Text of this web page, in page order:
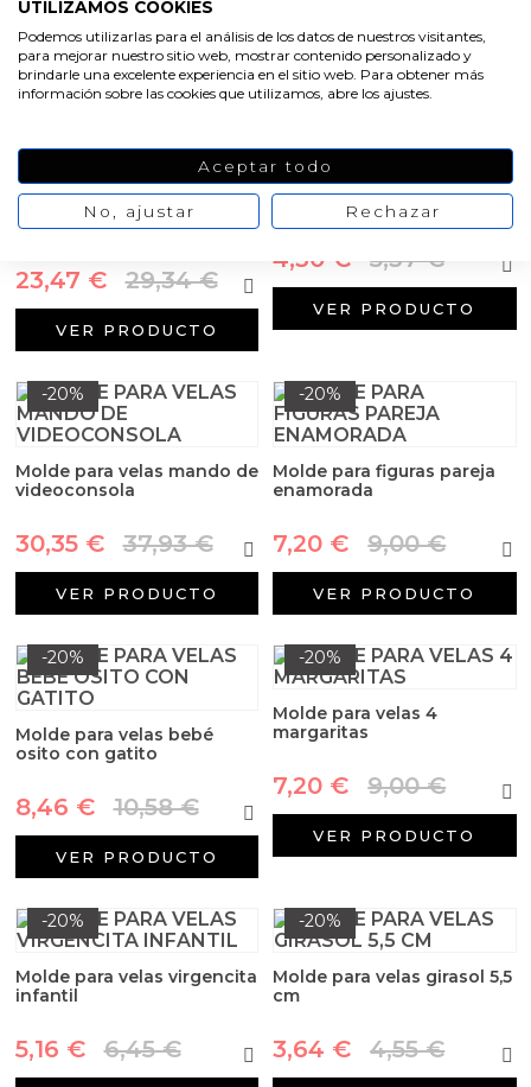
VER PRODUCTO
VER PRODUCTO
Molde para velas pirámide
Ojo de Horus
23,47 € 29,34 €
VER PRODUCTO
Molde para velas flor de
plumeria
4,30 € 5,37 €
VER PRODUCTO
-20%
Molde para velas mando de
videoconsola
30,35 € 37,93 €
VER PRODUCTO
-20%
Molde para figuras pareja
enamorada
7,20 € 9,00 €
VER PRODUCTO
-20%
Molde para velas bebé
osito con gatito
8,46 € 10,58 €
VER PRODUCTO
-20%
Molde para velas 4
margaritas
7,20 € 9,00 €
VER PRODUCTO
-20%
Molde para velas virgencita
infantil
5,16 € 6,45 €
-20%
Molde para velas girasol 5,5
cm
3,64 € 4,55 €
Arenas de colores
Aceites y Mantecas
UTILIZAMOS COOKIES
Podemos utilizarlas para el análisis de los datos de nuestros visitantes,
para mejorar nuestro sitio web, mostrar contenido personalizado y
brindarle una excelente experiencia en el sitio web. Para obtener más
información sobre las cookies que utilizamos, abre los ajustes.
Aceptar todo
No, ajustar Rechazar